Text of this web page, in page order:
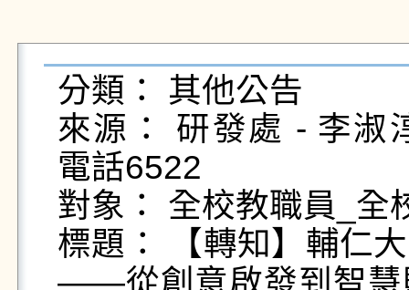
分類： 其他公告
來源： 研發處 - 李淑
電話6522
對象： 全校教職員_全
標題： 【轉知】輔仁
——從創意啟發到智慧